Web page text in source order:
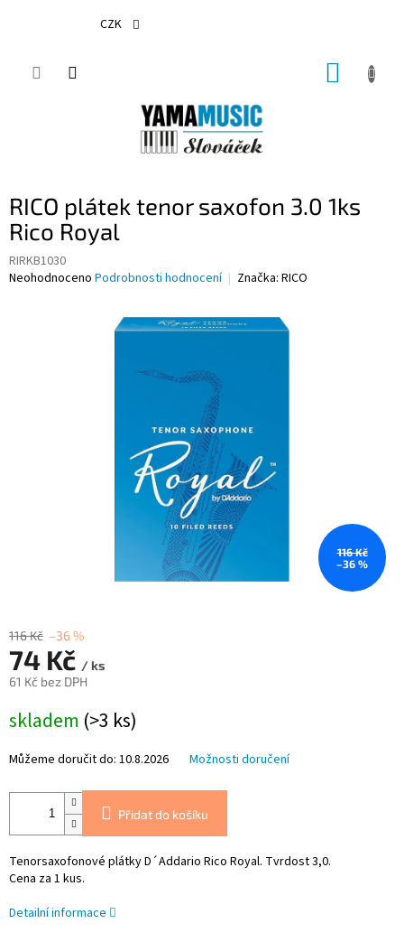
CZK
RICO plátek tenor saxofon 3.0 1ks
Rico Royal
RIRKB1030
Průměrné
Neohodnoceno Podrobnosti hodnocení Značka: RICO
116 Kč
–36 %
116 Kč –36 %
74 Kč / ks
61 Kč bez DPH
cena:
skladem (>3 ks)
Můžeme doručit do: 10.8.2026 Možnosti doručení
Přidat do košíku
Tenorsaxofonové plátky D´Addario Rico Royal. Tvrdost 3,0.
Cena za 1 kus.
Detailní informace